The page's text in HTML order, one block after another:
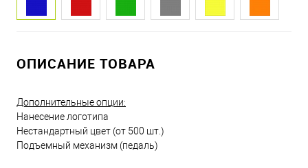
ОПИСАНИЕ ТОВАРА
Дополнительные опции:
Нанесение логотипа
Нестандартный цвет (от 500 шт.)
Подъемный механизм (педаль)